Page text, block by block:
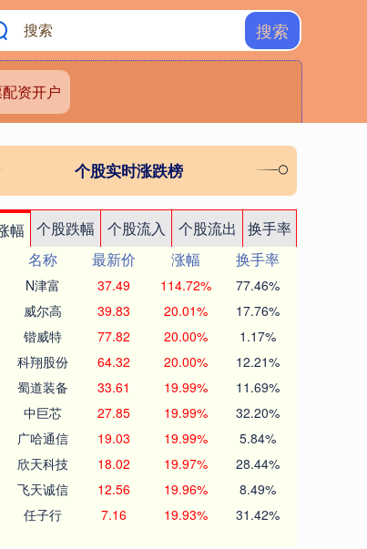
搜索
资开户
个股实时涨跌榜
幅 个股跌幅 个股流入 个股流出
换手率
名称 最新价 涨幅
换手率
N津富 37.49 114.72% 77.46%
威尔高 39.83 20.01% 17.76%
锴威特 77.82 20.00% 1.17%
科翔股份 64.32 20.00% 12.21%
蜀道装备 33.61 19.99% 11.69%
中巨芯 27.85 19.99% 32.20%
广哈通信 19.03 19.99% 5.84%
欣天科技 18.02 19.97% 28.44%
飞天诚信 12.56 19.96% 8.49%
任子行 7.16 19.93% 31.42%